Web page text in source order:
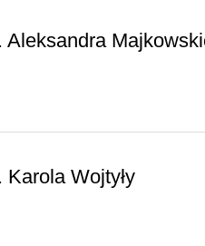
Aleksandra
Wojtyły